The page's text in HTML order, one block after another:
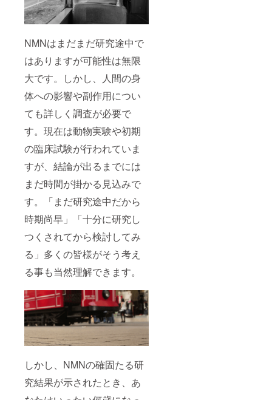
NMNはまだまだ研究途中で
はありますが可能性は無限
大です。しかし、人間の身
体への影響や副作用につい
ても詳しく調査が必要で
す。現在は動物実験や初期
の臨床試験が行われていま
すが、結論が出るまでには
まだ時間が掛かる見込みで
す。「まだ研究途中だから
時期尚早」「十分に研究し
つくされてから検討してみ
る」多くの皆様がそう考え
る事も当然理解できます。
しかし、NMNの確固たる研
究結果が示されたとき、あ